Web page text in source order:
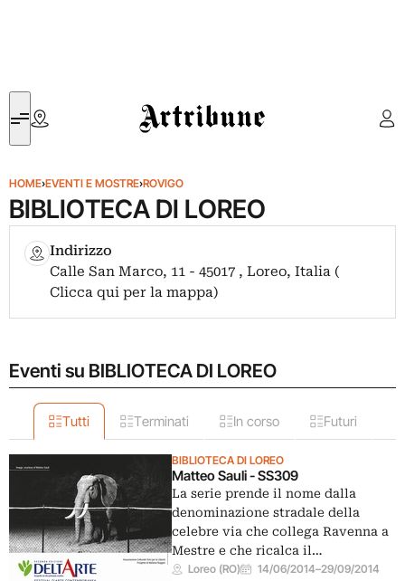
Artribune
HOME›EVENTI E MOSTRE›ROVIGO
BIBLIOTECA DI LOREO
Indirizzo
Calle San Marco, 11 - 45017 , Loreo, Italia (
Clicca qui per la mappa)
Eventi su BIBLIOTECA DI LOREO
Tutti Terminati In corso Futuri
BIBLIOTECA DI LOREO
Matteo Sauli - SS309
La serie prende il nome dalla
denominazione stradale della
celebre via che collega Ravenna a
Mestre e che ricalca il…
Loreo (RO) 14/06/2014–29/09/2014